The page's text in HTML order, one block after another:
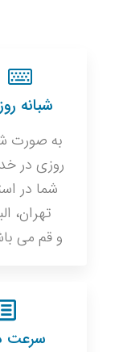
شبانه
به صورت
روزی در
شما در
تهران،
و قم می
سرعت